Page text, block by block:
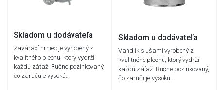
Skladom u dodávateľa
Zavárací hrniec je vyrobený z
kvalitného plechu, ktorý vydrží
každú záťaž. Ručne pozinkovaný,
čo zaručuje vysokú…
Skladom u dodávateľa
Vandlík s ušami vyrobený z
kvalitného plechu, ktorý vydrží
každú záťaž. Ručne pozinkovaný,
čo zaručuje vysokú…